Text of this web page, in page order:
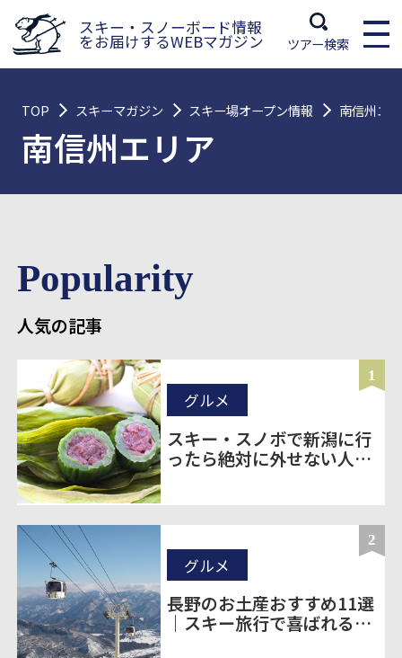
スキー・スノーボード情報
をお届けするWEBマガジン ツアー検索
TOP スキーマガジン スキー場オープン情報 南信州エ
南信州エリア
Popularity
人気の記事
1
スキー・スノボで新潟に行
ったら絶対に外せない人気
グルメ
2
長野のお土産おすすめ11選
｜スキー旅行で喜ばれる定
グルメ